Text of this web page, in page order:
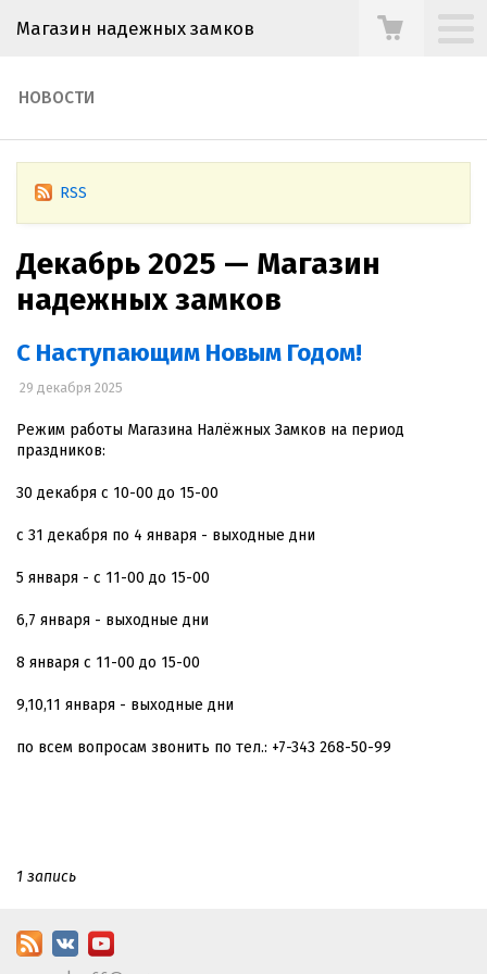
Магазин надежных замков
НОВОСТИ
RSS
Декабрь 2025 — Магазин
надежных замков
С Наступающим Новым Годом!
29 декабря 2025
Режим работы Магазина Налёжных Замков на период
праздников:
30 декабря с 10-00 до 15-00
с 31 декабря по 4 января - выходные дни
5 января - с 11-00 до 15-00
6,7 января - выходные дни
8 января с 11-00 до 15-00
9,10,11 января - выходные дни
по всем вопросам звонить по тел.: +7-343 268-50-99
1 запись